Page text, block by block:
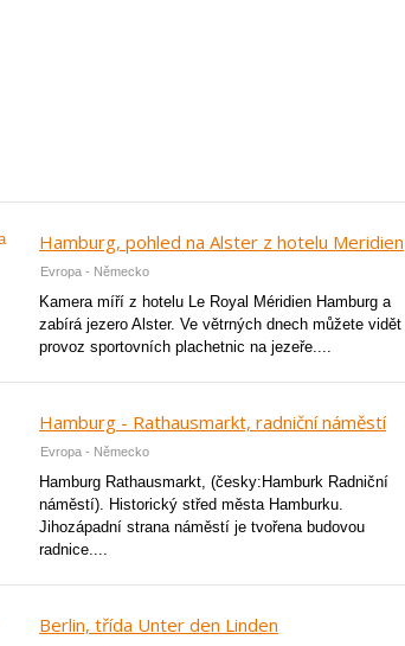
Hamburg, pohled na Alster z hotelu Meridien
Evropa - Německo
Kamera míří z hotelu Le Royal Méridien Hamburg a
zabírá jezero Alster. Ve větrných dnech můžete
provoz sportovních plachetnic na jezeře....
Hamburg - Rathausmarkt, radniční náměstí
Evropa - Německo
Hamburg Rathausmarkt, (česky:Hamburk Radniční
náměstí). Historický střed města Hamburku.
Jihozápadní strana náměstí je tvořena budovou
radnice....
Berlin, třída Unter den Linden